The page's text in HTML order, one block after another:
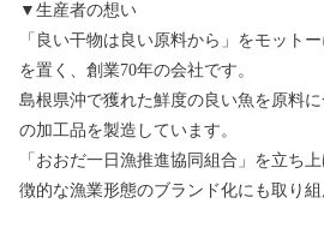
▼生産者の想い
「良い干物は良い原料から」をモット
を置く、創業70年の会社です。
島根県沖で獲れた鮮度の良い魚を原料
の加工品を製造しています。
「おおだ一日漁推進協同組合」を立ち
徴的な漁業形態のブランド化にも取り組